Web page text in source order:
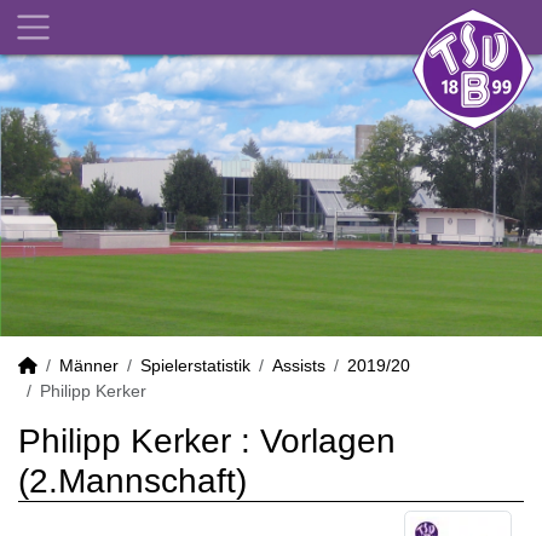
Männer Spielerstatistik Assists
2019/20
Philipp Kerker
Philipp Kerker : Vorlagen
(2.Mannschaft)